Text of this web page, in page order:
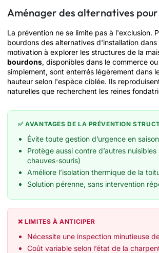
Aménager des alternatives pour
La prévention ne se limite pas à l'exclusion.
bourdons des alternatives d'installation
motivation à explorer les structures de la
bourdons, disponibles dans le commerce
simplement, sont enterrés légèrement dans
hauteur selon l'espèce ciblée. Ils
naturelles que recherchent les reines
✅ AVANTAGES DE LA PRÉVENTION
Évite toute gestion d’urgence en saison
Protège aussi contre d’autres nuisibles
chauves-souris)
Améliore l’isolation thermique de la
Solution pérenne, sans intervention
❌ LIMITES À ANTICIPER
Nécessite une inspection minutieuse
Coût variable selon l’état de la